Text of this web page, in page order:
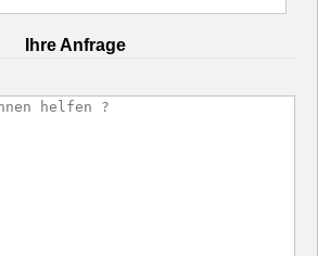
Ihre Anfrage